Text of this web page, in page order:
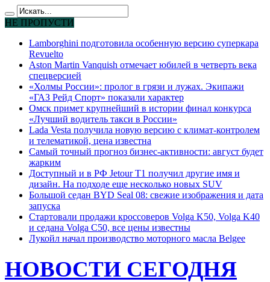
НЕ ПРОПУСТИ
Lamborghini подготовила особенную версию суперкара
Revuelto
Aston Martin Vanquish отмечает юбилей в четверть века
спецверсией
«Холмы России»: пролог в грязи и лужах. Экипажи
«ГАЗ Рейд Спорт» показали характер
Омск примет крупнейший в истории финал конкурса
«Лучший водитель такси в России»
Lada Vesta получила новую версию с климат-контролем
и телематикой, цена известна
Самый точный прогноз бизнес-активности: август будет
жарким
Доступный и в РФ Jetour T1 получил другие имя и
дизайн. На подходе еще несколько новых SUV
Большой седан BYD Seal 08: свежие изображения и дата
запуска
Стартовали продажи кроссоверов Volga K50, Volga K40
и седана Volga C50, все цены известны
Лукойл начал производство моторного масла Belgee
НОВОСТИ СЕГОДНЯ